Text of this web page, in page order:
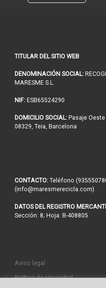
TITULAR DEL SITIO WEB
DENOMINACIÓN SOCIAL:
MARESME S.L.
NIF: ESB65524290
DOMICILIO SOCIAL: Pasaje
08329, Teia, Barcelona
CONTACTO: Teléfono
(info@maresmerecicla.com)
DATOS DEL REGISTRO
Sección: 8; Hoja: B-408805
Aviso legal
Política de privacidad